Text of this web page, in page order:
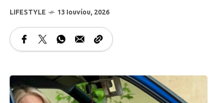
LIFESTYLE 13 Ιουνίου, 2026